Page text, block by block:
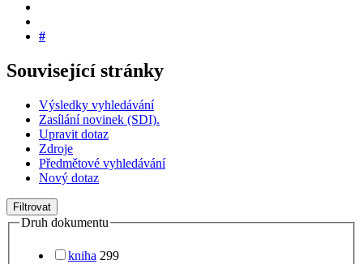
#
Související stránky
Výsledky vyhledávání
Zasílání novinek (SDI).
Upravit dotaz
Zdroje
Předmětové vyhledávání
Nový dotaz
Filtrovat
Druh dokumentu
kniha 299